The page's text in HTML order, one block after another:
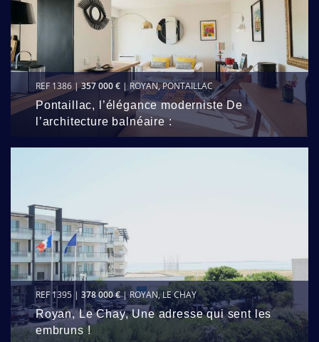
REF 1386 |357 000 € | ROYAN, PONTAILLAC
Pontaillac, l’élégance moderniste De
l’architecture balnéaire :
REF 1395 | 378 000 €| ROYAN, LE CHAY
Royan, Le Chay, Une adresse qui sent les
embruns !